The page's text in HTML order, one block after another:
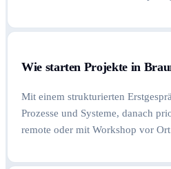
Wie starten Projekte in
Mit einem strukturierten
Prozesse und Systeme, danach
remote oder mit Workshop vor